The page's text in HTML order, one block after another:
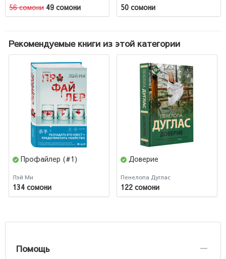
56 сомони 49 сомони 50 сомони
Рекомендуемые книги из этой категории
Профайлер (#1)
Лэй Ми
134 сомони
Доверие
Пенелопа Дуглас
122 сомони
Помощь